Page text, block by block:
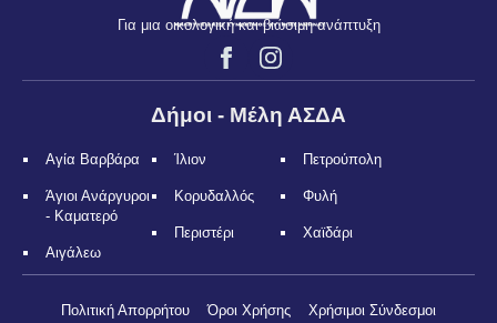
Για μια οικολογική και βιώσιμη ανάπτυξη
Δήμοι - Μέλη ΑΣΔΑ
Αγία Βαρβάρα
Άγιοι Ανάργυροι
- Καματερό
Αιγάλεω
Ίλιον
Κορυδαλλός
Περιστέρι
Πετρούπολη
Φυλή
Χαϊδάρι
Πολιτική Απορρήτου Όροι Χρήσης Χρήσιμοι Σύνδεσμοι